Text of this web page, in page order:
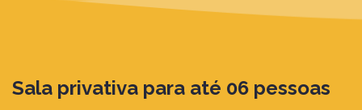
Sala privativa para até 06 pessoas